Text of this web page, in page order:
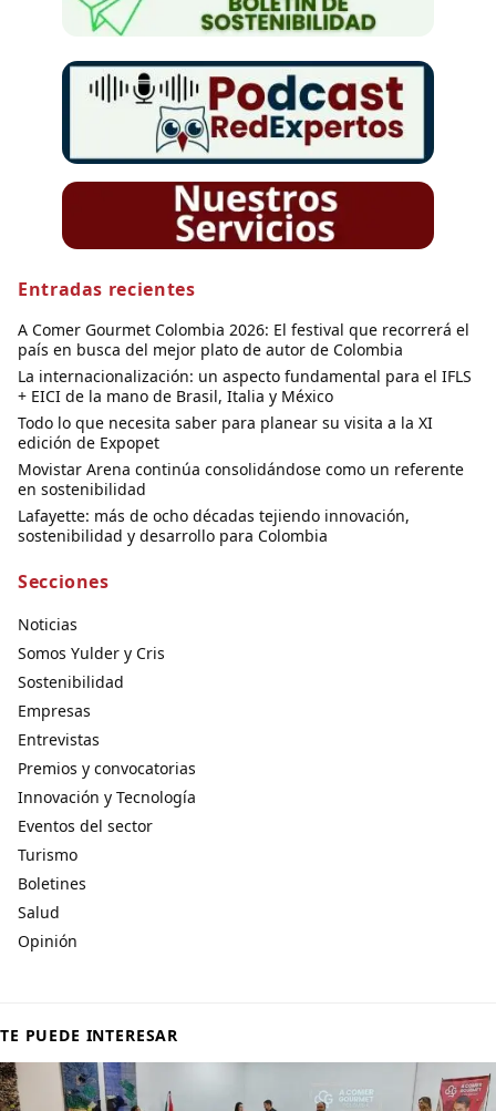
Entradas recientes
A Comer Gourmet Colombia 2026: El festival que recorrerá el
país en busca del mejor plato de autor de Colombia
La internacionalización: un aspecto fundamental para el IFLS
+ EICI de la mano de Brasil, Italia y México
Todo lo que necesita saber para planear su visita a la XI
edición de Expopet
Movistar Arena continúa consolidándose como un referente
en sostenibilidad
Lafayette: más de ocho décadas tejiendo innovación,
sostenibilidad y desarrollo para Colombia
Secciones
Noticias
Somos Yulder y Cris
Sostenibilidad
Empresas
Entrevistas
Premios y convocatorias
Innovación y Tecnología
Eventos del sector
Turismo
Boletines
Salud
Opinión
TE PUEDE INTERESAR